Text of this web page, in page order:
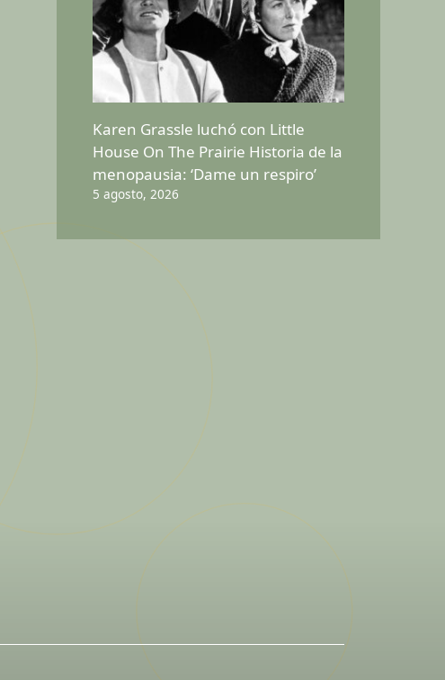
Karen Grassle luchó con Little
House On The Prairie Historia de la
menopausia: ‘Dame un respiro’
5 agosto, 2026